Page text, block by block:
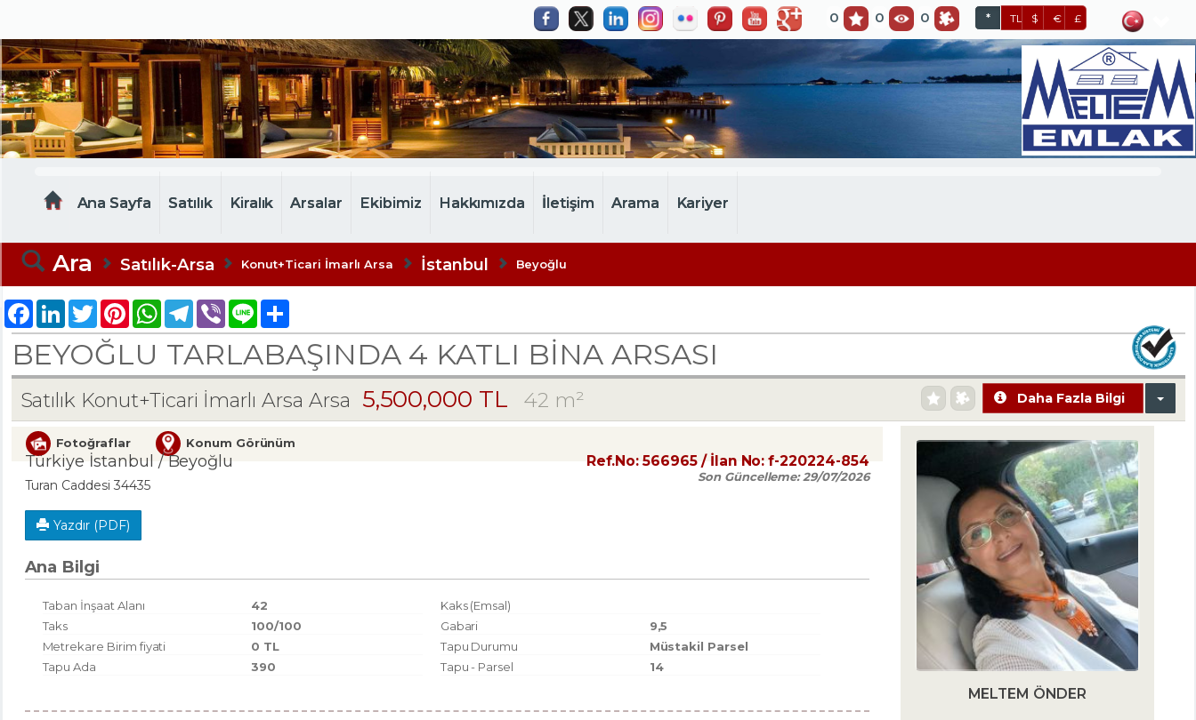
0 0 0 * TL $ € £
Ana Sayfa Satılık Kiralık Arsalar Ekibimiz Hakkımızda İletişim Arama Kariyer
Ara Satılık-Arsa Konut+Ticari İmarlı Arsa İstanbul Beyoğlu
Facebook
LinkedInTwitterPinterestWhatsAppTelegram
Viber Line Share
BEYOĞLU TARLABAŞINDA 4 KATLI BINA ARSASI
Satılık Konut+Ticari İmarlı Arsa Arsa 5,500,000 TL 42 m² Daha Fazla Bilgi
Fotoğraflar Konum Görünüm
Türkiye İstanbul / Beyoğlu
Turan Caddesi 34435
Ref.No:566965/ İlan No:f-220224-854
Son Güncelleme:29/07/2026
Yazdır (PDF)
Ana Bilgi
Taban İnşaat Alanı 42
Kaks (Emsal)
Taks
100/100 Gabari
9,5
Metrekare Birim fiyati
0 TL Tapu Durumu
Müstakil Parsel
Tapu Ada
390 Tapu - Parsel 14
MELTEM ÖNDER